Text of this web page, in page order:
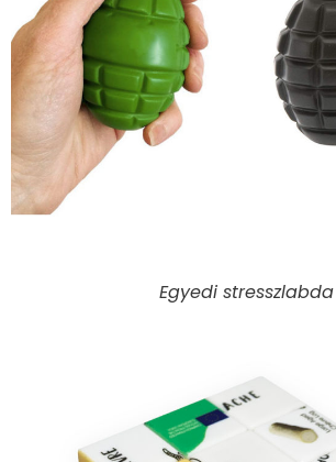
Egyedi stresszlabda